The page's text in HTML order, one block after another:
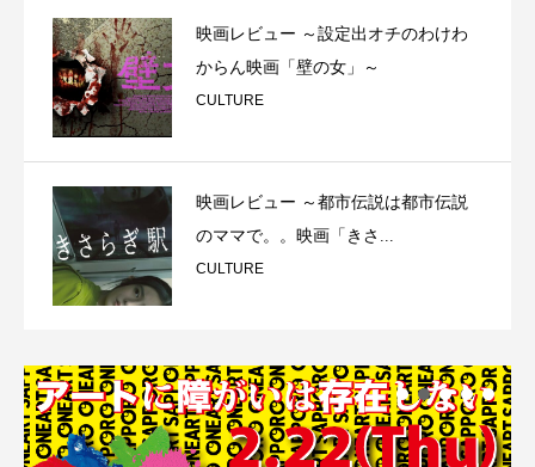
映画レビュー ～設定出オチのわけわ
からん映画「壁の女」～
CULTURE
映画レビュー ～都市伝説は都市伝説
のママで。。映画「きさ...
CULTURE